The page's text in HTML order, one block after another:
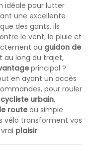
idéale pour lutter
une excellente
des gants, ils
le vent, la pluie et
au guidon de
au long du trajet,
principal ?
en ayant un accès
pour rouler
cycliste urbain,
routeou simple
vélo transforment vos
plaisir.